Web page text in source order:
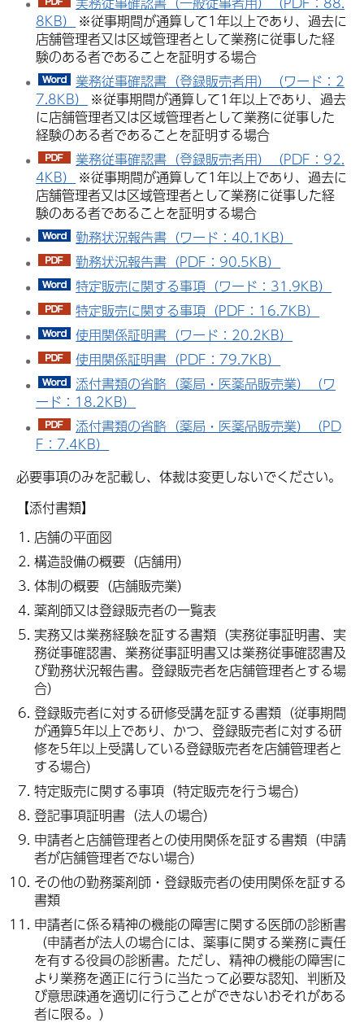
8KB）
※従事期間が通算して1年以上であり、過去に
店舗管理者又は区域管理者として業務に従事した経
験のある者であることを証明する場合
業務従事確認書（登録販売者用）（ワード：2
7.8KB）
※従事期間が通算して1年以上であり、過去
に店舗管理者又は区域管理者として業務に従事した
経験のある者であることを証明する場合
業務従事確認書（登録販売者用）（PDF：92.
4KB）
※従事期間が通算して1年以上であり、過去に
店舗管理者又は区域管理者として業務に従事した経
験のある者であることを証明する場合
勤務状況報告書（ワード：40.1KB）
勤務状況報告書（PDF：90.5KB）
特定販売に関する事項（ワード：31.9KB）
特定販売に関する事項（PDF：16.7KB）
使用関係証明書（ワード：20.2KB）
使用関係証明書（PDF：79.7KB）
添付書類の省略（薬局・医薬品販売業）（ワ
ード：18.2KB）
添付書類の省略（薬局・医薬品販売業）（PD
F：7.4KB）
必要事項のみを記載し、体裁は変更しないでください。
【添付書類】
店舗の平面図
構造設備の概要（店舗用）
体制の概要（店舗販売業）
薬剤師又は登録販売者の一覧表
実務又は業務経験を証する書類（実務従事証明書、実
務従事確認書、業務従事証明書又は業務従事確認書及
び勤務状況報告書。登録販売者を店舗管理者とする場
合）
登録販売者に対する研修受講を証する書類（従事期間
が通算5年以上であり、かつ、登録販売者に対する研
修を5年以上受講している登録販売者を店舗管理者と
する場合）
特定販売に関する事項（特定販売を行う場合）
登記事項証明書（法人の場合）
申請者と店舗管理者との使用関係を証する書類（申請
者が店舗管理者でない場合）
その他の勤務薬剤師・登録販売者の使用関係を証する
書類
申請者に係る精神の機能の障害に関する医師の診断書
（申請者が法人の場合には、薬事に関する業務に責任
を有する役員の診断書。ただし、精神の機能の障害に
より業務を適正に行うに当たって必要な認知、判断及
び意思疎通を適切に行うことができないおそれがある
者に限る。）